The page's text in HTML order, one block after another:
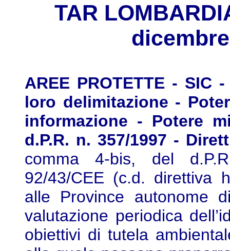
TAR
AREE PROTETTE -
loro delimitazione -
informazione - Potere
d.P.R. n. 357/1997 -
comma 4-bis, del
92/43/CEE (c.d. direttiva
alle Province autonome
valutazione periodica
obiettivi di tutela